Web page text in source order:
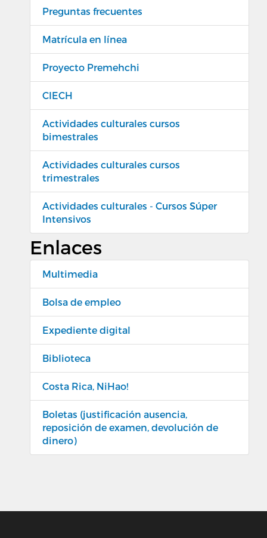
Preguntas frecuentes
Matrícula en línea
Proyecto Premehchi
CIECH
Actividades culturales cursos
bimestrales
Actividades culturales cursos
trimestrales
Actividades culturales - Cursos Súper
Intensivos
Enlaces
Multimedia
Bolsa de empleo
Expediente digital
Biblioteca
Costa Rica, NiHao!
Boletas (justificación ausencia,
reposición de examen, devolución de
dinero)